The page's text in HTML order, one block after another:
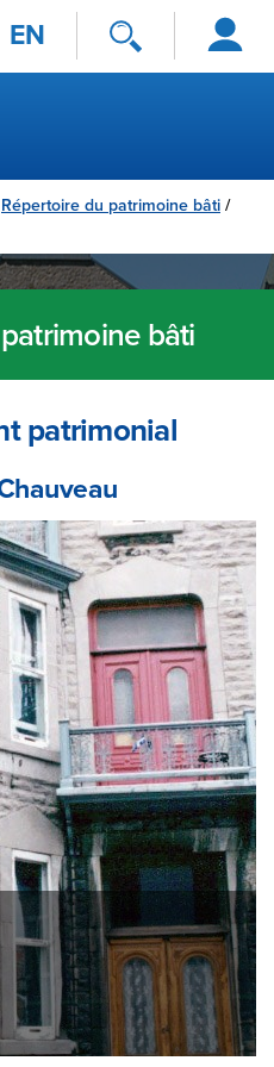
EN
Se
connecter
Répertoire du patrimoine bâti /
bâti
patrimonial